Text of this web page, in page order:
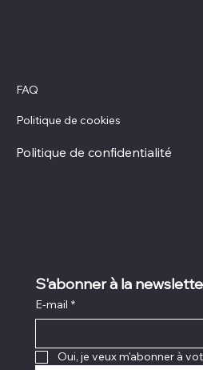
FAQ
Politique de cookies
Politique de confidentialité
S'abonner à la
E-mail *
Oui, je veux m'abonner à